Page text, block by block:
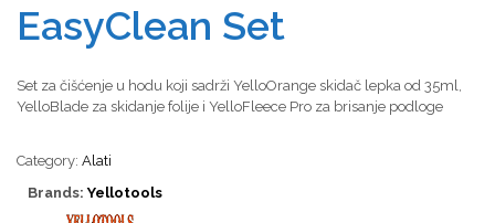
EasyClean Set
Set za čišćenje u hodu koji sadrži YelloOrange skidač lepka od 35ml,
YelloBlade za skidanje folije i YelloFleece Pro za brisanje podloge
Category: Alati
Brands:Yellotools